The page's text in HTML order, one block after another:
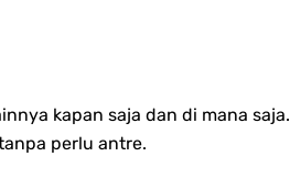
kapan saja dan di mana saja.
perlu antre.